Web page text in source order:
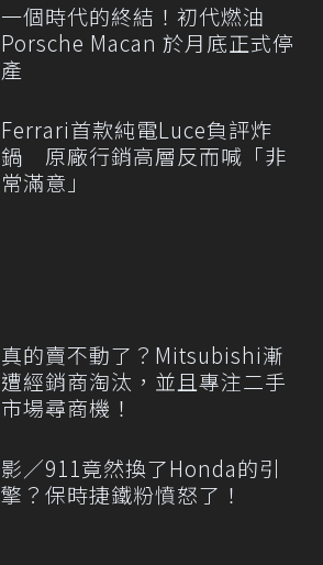
一個時代的終結！初代燃油
Porsche Macan 於月底正式停
產
Ferrari首款純電Luce負評炸
鍋 原廠行銷高層反而喊「非
常滿意」
真的賣不動了？Mitsubishi漸
遭經銷商淘汰，並且專注二手
市場尋商機！
影／911竟然換了Honda的引
擎？保時捷鐵粉憤怒了！